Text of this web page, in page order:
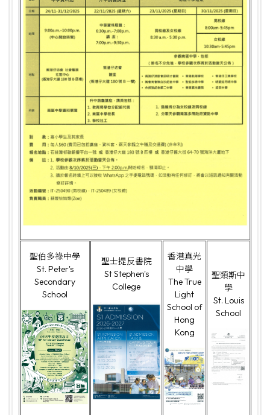
聖伯多祿中學
St. Peter's
Secondary
School
聖士提反書院
St Stephen's
College
香港真光
中學
The True
Light
School of
Hong
Kong
聖類斯中
學
St. Louis
School